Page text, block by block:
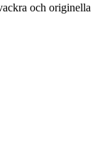
och originella